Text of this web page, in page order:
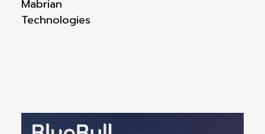
Mabrian
Technologies